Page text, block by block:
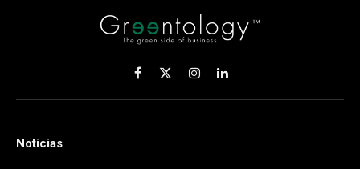
Facebook
X
(Twitter)
InstagramLinkedIn
Noticias